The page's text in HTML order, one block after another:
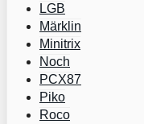
LGB
Märklin
Minitrix
Noch
PCX87
Piko
Roco